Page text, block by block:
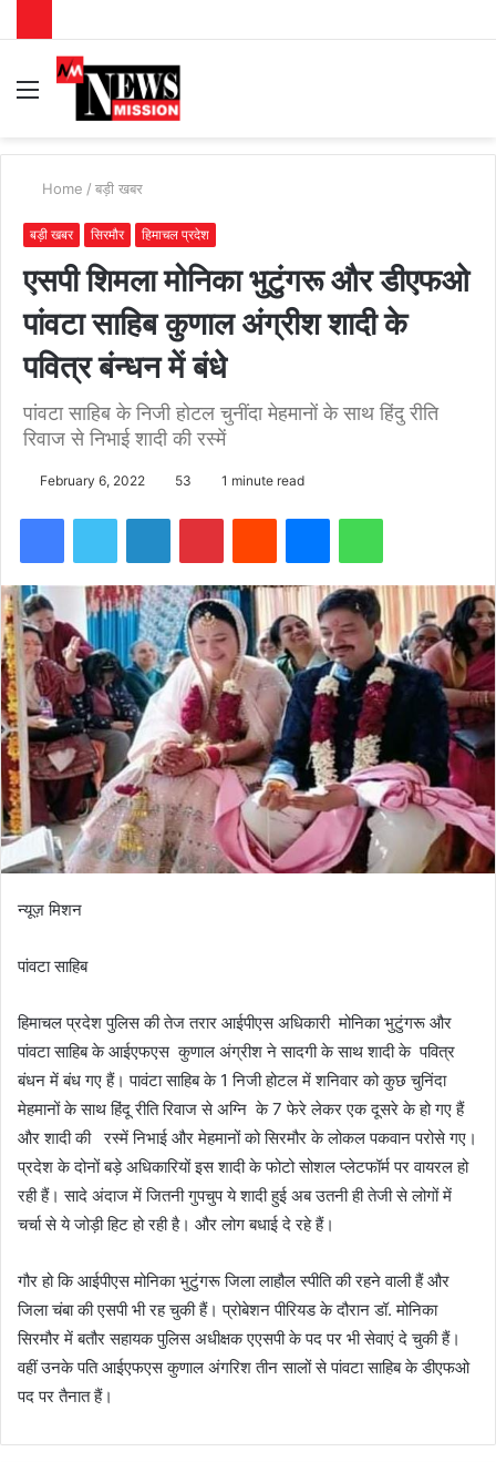
Menu
Home / बड़ी खबर
बड़ी खबर सिरमौर हिमाचल प्रदेश
एसपी शिमला मोनिका भुटुंगरू और डीएफओ
पांवटा साहिब कुणाल अंग्रीश शादी के
पवित्र बंन्धन में बंधे
पांवटा साहिब के निजी होटल चुनींदा मेहमानों के साथ हिंदु रीति
रिवाज से निभाई शादी की रस्में
February 6, 2022 53 1 minute read
न्यूज़ मिशन
पांवटा साहिब
हिमाचल प्रदेश पुलिस की तेज तरार आईपीएस अधिकारी मोनिका भुटुंगरू और
पांवटा साहिब के आईएफएस कुणाल अंग्रीश ने सादगी के साथ शादी के पवित्र
बंधन में बंध गए हैं। पावंटा साहिब के 1 निजी होटल में शनिवार को कुछ चुनिंदा
मेहमानों के साथ हिंदू रीति रिवाज से अग्नि के 7 फेरे लेकर एक दूसरे के हो गए हैं
और शादी की रस्में निभाई और मेहमानों को सिरमौर के लोकल पकवान परोसे गए।
प्रदेश के दोनों बड़े अधिकारियों इस शादी के फोटो सोशल प्लेटफॉर्म पर वायरल हो
रही हैं। सादे अंदाज में जितनी गुपचुप ये शादी हुई अब उतनी ही तेजी से लोगों में
चर्चा से ये जोड़ी हिट हो रही है। और लोग बधाई दे रहे हैं।
गौर हो कि आईपीएस मोनिका भुटुंगरू जिला लाहौल स्पीति की रहने वाली हैं और
जिला चंबा की एसपी भी रह चुकी हैं। प्रोबेशन पीरियड के दौरान डॉ. मोनिका
सिरमौर में बतौर सहायक पुलिस अधीक्षक एएसपी के पद पर भी सेवाएं दे चुकी हैं।
वहीं उनके पति आईएफएस कुणाल अंगरिश तीन सालों से पांवटा साहिब के डीएफओ
पद पर तैनात हैं।